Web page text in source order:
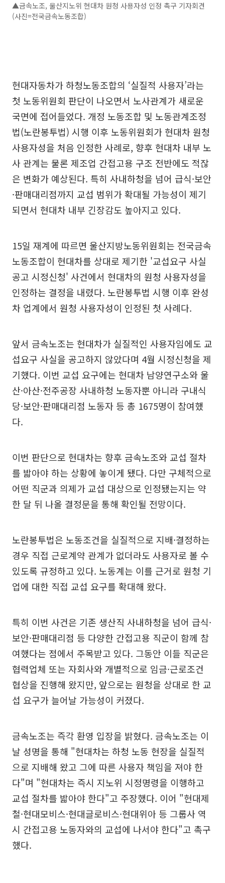
▲금속노조, 울산지노위 현대차 원청 사용자성 인정 촉구 기자회견
(사진=전국금속노동조합)
현대자동차가 하청노동조합의 ‘실질적 사용자’라는
첫 노동위원회 판단이 나오면서 노사관계가 새로운
국면에 접어들었다. 개정 노동조합 및 노동관계조정
법(노란봉투법) 시행 이후 노동위원회가 현대차 원청
사용자성을 처음 인정한 사례로, 향후 현대차 내부 노
사 관계는 물론 제조업 간접고용 구조 전반에도 적잖
은 변화가 예상된다. 특히 사내하청을 넘어 급식·보안
·판매대리점까지 교섭 범위가 확대될 가능성이 제기
되면서 현대차 내부 긴장감도 높아지고 있다.
15일 재계에 따르면 울산지방노동위원회는 전국금속
노동조합이 현대차를 상대로 제기한 '교섭요구 사실
공고 시정신청' 사건에서 현대차의 원청 사용자성을
인정하는 결정을 내렸다. 노란봉투법 시행 이후 완성
차 업계에서 원청 사용자성이 인정된 첫 사례다.
앞서 금속노조는 현대차가 실질적인 사용자임에도 교
섭요구 사실을 공고하지 않았다며 4월 시정신청을 제
기했다. 이번 교섭 요구에는 현대차 남양연구소와 울
산·아산·전주공장 사내하청 노동자뿐 아니라 구내식
당·보안·판매대리점 노동자 등 총 1675명이 참여했
다.
이번 판단으로 현대차는 향후 금속노조와 교섭 절차
를 밟아야 하는 상황에 놓이게 됐다. 다만 구체적으로
어떤 직군과 의제가 교섭 대상으로 인정됐는지는 약
한 달 뒤 나올 결정문을 통해 확인될 전망이다.
노란봉투법은 노동조건을 실질적으로 지배·결정하는
경우 직접 근로계약 관계가 없더라도 사용자로 볼 수
있도록 규정하고 있다. 노동계는 이를 근거로 원청 기
업에 대한 직접 교섭 요구를 확대해 왔다.
특히 이번 사건은 기존 생산직 사내하청을 넘어 급식·
보안·판매대리점 등 다양한 간접고용 직군이 함께 참
여했다는 점에서 주목받고 있다. 그동안 이들 직군은
협력업체 또는 자회사와 개별적으로 임금·근로조건
협상을 진행해 왔지만, 앞으로는 원청을 상대로 한 교
섭 요구가 늘어날 가능성이 커졌다.
금속노조는 즉각 환영 입장을 밝혔다. 금속노조는 이
날 성명을 통해 "현대차는 하청 노동 현장을 실질적
으로 지배해 왔고 그에 따른 사용자 책임을 져야 한
다"며 "현대차는 즉시 지노위 시정명령을 이행하고
교섭 절차를 밟아야 한다"고 주장했다. 이어 "현대제
철·현대모비스·현대글로비스·현대위아 등 그룹사 역
시 간접고용 노동자와의 교섭에 나서야 한다"고 촉구
했다.